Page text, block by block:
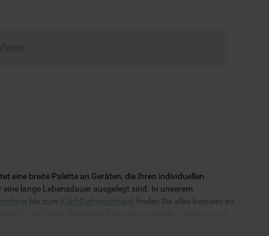
eine breite Palette an Geräten, die Ihren individuellen
lange Lebensdauer ausgelegt sind. In unserem
bis zum Kühl-Gefrierschrank finden Sie alles bequem an
für Ihr Gerät. Wir bieten Ihnen eine schnelle Lieferung und
funktioniert!